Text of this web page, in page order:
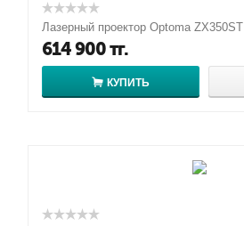
Лазерный проектор Optoma ZX350ST
614 900тг.
КУПИТЬ